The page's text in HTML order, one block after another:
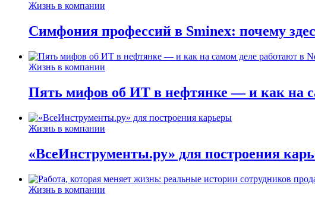
Жизнь в компании
Симфония профессий в Sminex: почему
Жизнь в компании
Пять мифов об ИТ в нефтянке — и как на
Жизнь в компании
«ВсеИнструменты.ру» для построения
Жизнь в компании